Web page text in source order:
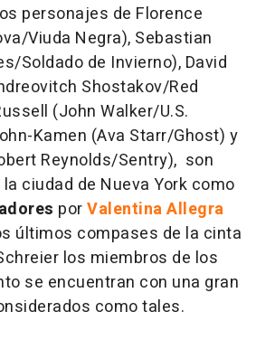
personajes de Florence
Viuda Negra), Sebastian
Soldado de Invierno), David
Shostakov/Red
(John Walker/U.S.
Kamen (Ava Starr/Ghost) y
Reynolds/Sentry), son
ciudad de Nueva York como
porValentina Allegra
últimos compases de la cinta
los miembros de los
se encuentran con una gran
como tales.